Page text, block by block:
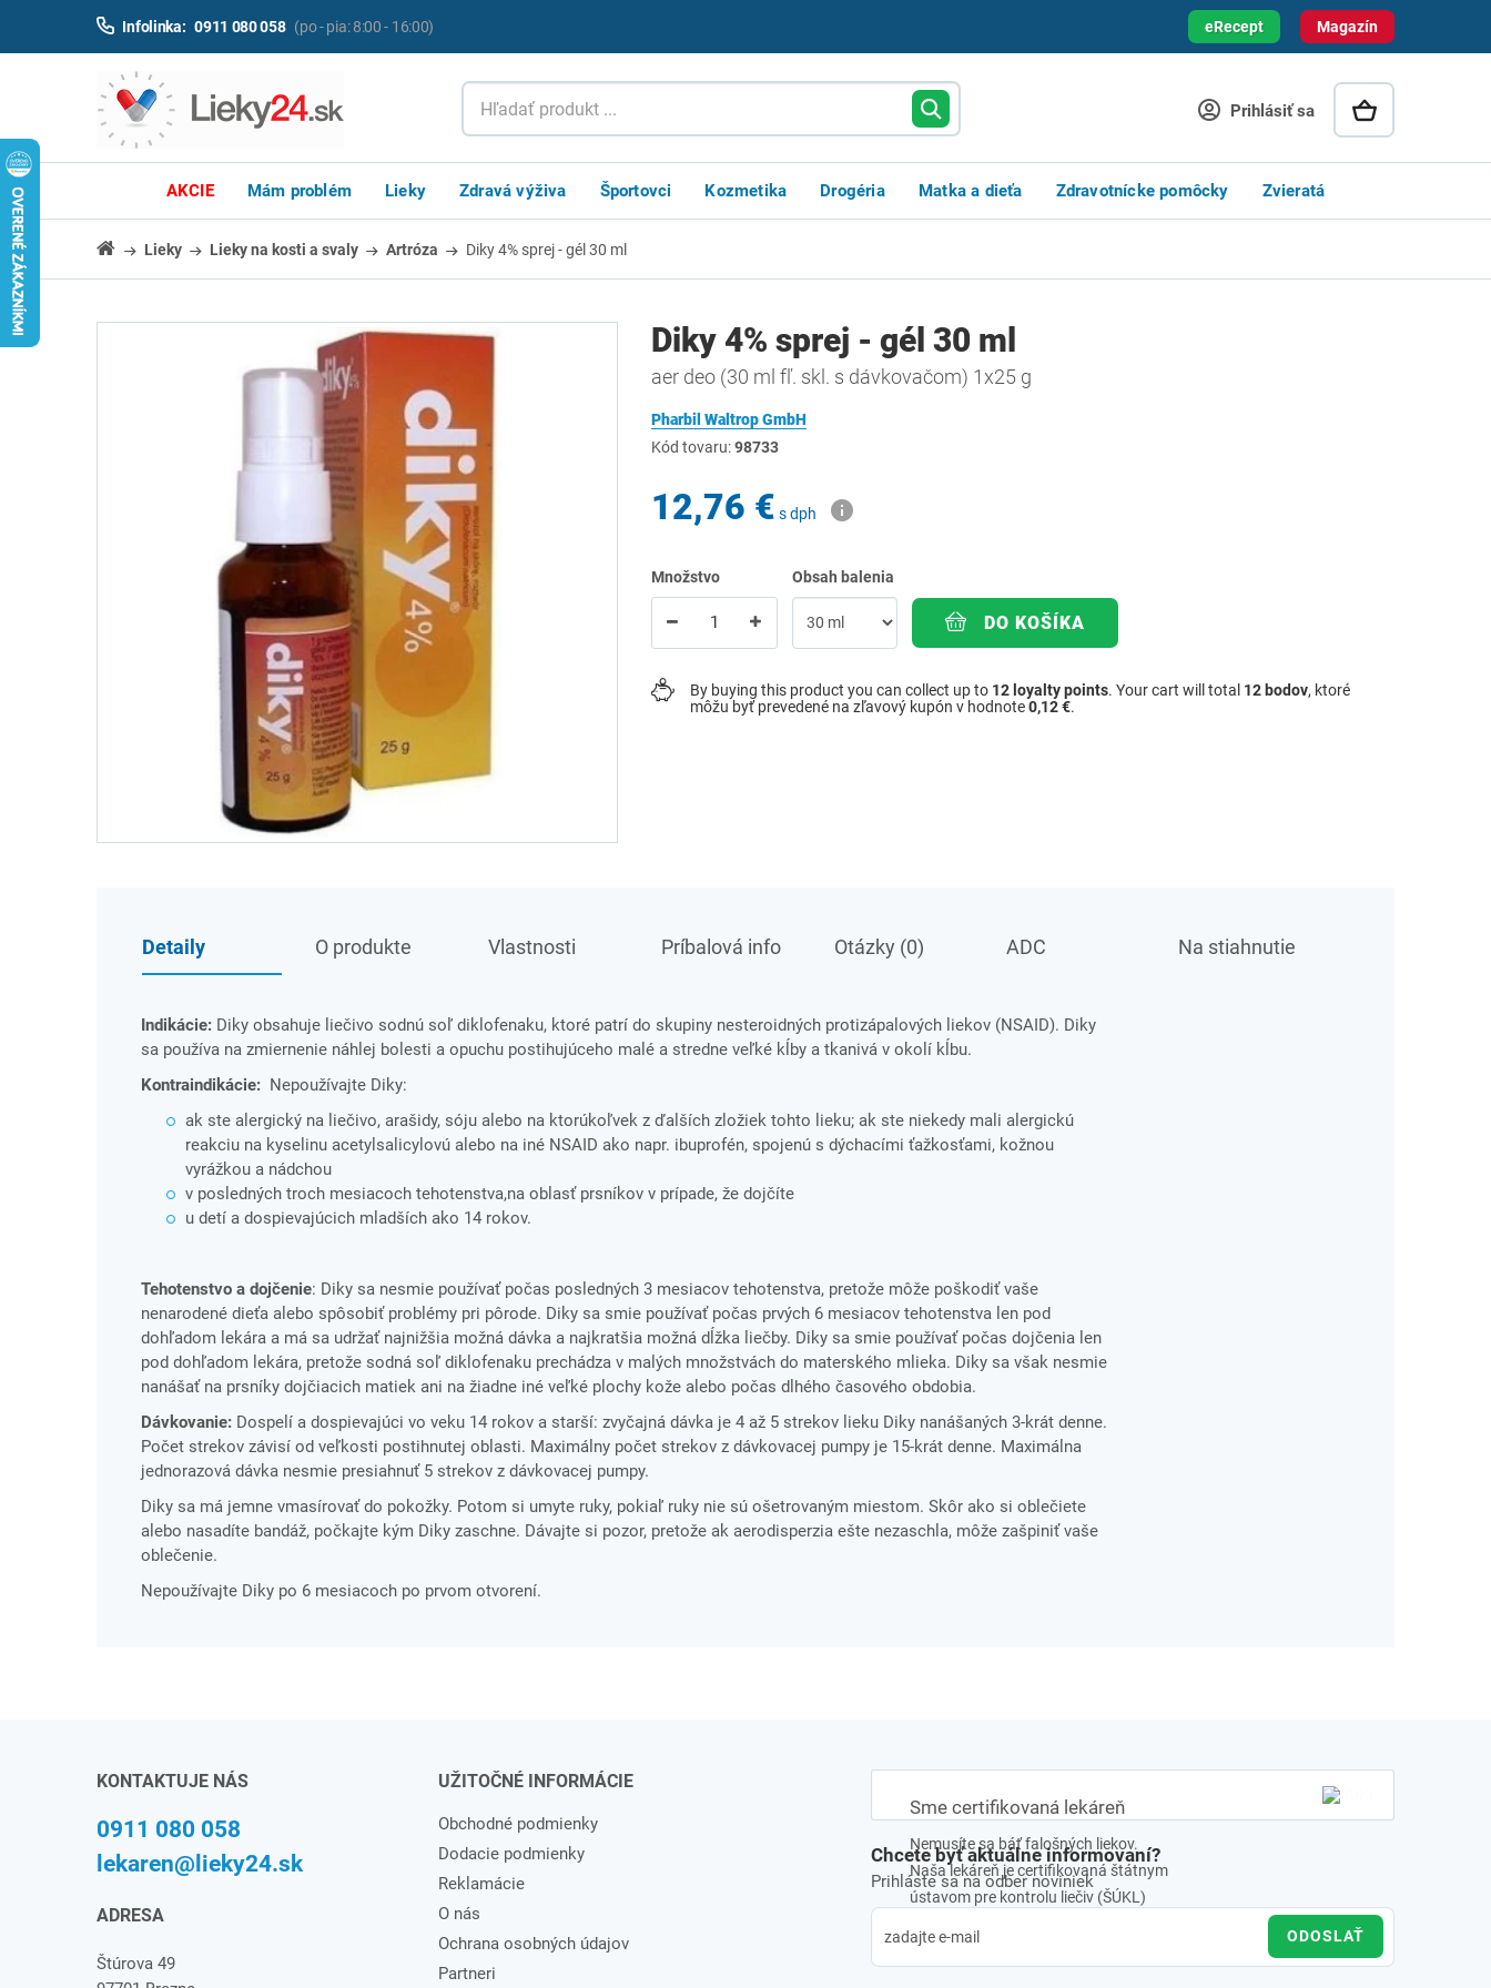
Magazín
Infolinka: 0911 080 058 (po - pia: 8:00 - 16:00) eRecept
Prihlásiť sa
AKCIE Mám problém Lieky Zdravá výživa Športovci Kozmetika Drogéria Matka a dieťa Zdravotnícke pomôcky Zvieratá
Lieky Lieky na kosti a svaly Artróza Diky 4% sprej - gél 30 ml
Diky 4% sprej - gél 30 ml
aer deo (30 ml fľ. skl. s dávkovačom) 1x25 g
Pharbil Waltrop GmbH
Kód tovaru:98733
12,76 € s dph
Množstvo Obsah balenia
DO KOŠÍKA
By buying this product you can collect up to 12 loyalty points. Your cart will total 12 bodov, ktoré
môžu byť prevedené na zľavový kupón v hodnote0,12 €.
Detaily O produkte Vlastnosti Príbalová info Otázky (0) ADC Na stiahnutie
Indikácie: Diky obsahuje liečivo sodnú soľ diklofenaku, ktoré patrí do skupiny nesteroidných protizápalových liekov (NSAID). Diky
sa používa na zmiernenie náhlej bolesti a opuchu postihujúceho malé a stredne veľké kĺby a tkanivá v okolí kĺbu.
Kontraindikácie: Nepoužívajte Diky:
ak ste alergický na liečivo, arašidy, sóju alebo na ktorúkoľvek z ďalších zložiek tohto lieku; ak ste niekedy mali alergickú
reakciu na kyselinu acetylsalicylovú alebo na iné NSAID ako napr. ibuprofén, spojenú s dýchacími ťažkosťami, kožnou
vyrážkou a nádchou
v posledných troch mesiacoch tehotenstva,na oblasť prsníkov v prípade, že dojčíte
u detí a dospievajúcich mladších ako 14 rokov.
Tehotenstvo a dojčenie: Diky sa nesmie používať počas posledných 3 mesiacov tehotenstva, pretože môže poškodiť vaše
nenarodené dieťa alebo spôsobiť problémy pri pôrode. Diky sa smie používať počas prvých 6 mesiacov tehotenstva len pod
dohľadom lekára a má sa udržať najnižšia možná dávka a najkratšia možná dĺžka liečby. Diky sa smie používať počas dojčenia len
pod dohľadom lekára, pretože sodná soľ diklofenaku prechádza v malých množstvách do materského mlieka. Diky sa však nesmie
nanášať na prsníky dojčiacich matiek ani na žiadne iné veľké plochy kože alebo počas dlhého časového obdobia.
Dávkovanie: Dospelí a dospievajúci vo veku 14 rokov a starší: zvyčajná dávka je 4 až 5 strekov lieku Diky nanášaných 3-krát denne.
Počet strekov závisí od veľkosti postihnutej oblasti. Maximálny počet strekov z dávkovacej pumpy je 15-krát denne. Maximálna
jednorazová dávka nesmie presiahnuť 5 strekov z dávkovacej pumpy.
Diky sa má jemne vmasírovať do pokožky. Potom si umyte ruky, pokiaľ ruky nie sú ošetrovaným miestom. Skôr ako si oblečiete
alebo nasadíte bandáž, počkajte kým Diky zaschne. Dávajte si pozor, pretože ak aerodisperzia ešte nezaschla, môže zašpiniť vaše
oblečenie.
Nepoužívajte Diky po 6 mesiacoch po prvom otvorení.
Sme certifikovaná lekáreň
Nemusíte sa báť falošných liekov.
Naša lekáreň je certifikovaná štátnym
ústavom pre kontrolu liečiv (ŠÚKL)
KONTAKTUJE NÁS
0911 080 058
lekaren@lieky24.sk
ADRESA
Štúrova 49
UŽITOČNÉ INFORMÁCIE
Obchodné podmienky
Dodacie podmienky
Reklamácie
O nás
Ochrana osobných údajov
Partneri
Chcete byť aktuálne informovaní?
Prihláste sa na odber noviniek
ODOSLAŤ